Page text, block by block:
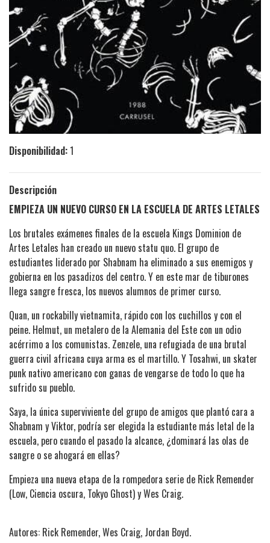
Disponibilidad:1
Descripción
EMPIEZA UN NUEVO CURSO EN LA ESCUELA DE ARTES LETALES
Los brutales exámenes finales de la escuela Kings Dominion de
Artes Letales han creado un nuevo statu quo. El grupo de
estudiantes liderado por Shabnam ha eliminado a sus enemigos y
gobierna en los pasadizos del centro. Y en este mar de tiburones
llega sangre fresca, los nuevos alumnos de primer curso.
Quan, un rockabilly vietnamita, rápido con los cuchillos y con el
peine. Helmut, un metalero de la Alemania del Este con un odio
acérrimo a los comunistas. Zenzele, una refugiada de una brutal
guerra civil africana cuya arma es el martillo. Y Tosahwi, un skater
punk nativo americano con ganas de vengarse de todo lo que ha
sufrido su pueblo.
Saya, la única superviviente del grupo de amigos que plantó cara a
Shabnam y Viktor, podría ser elegida la estudiante más letal de la
escuela, pero cuando el pasado la alcance, ¿dominará las olas de
sangre o se ahogará en ellas?
Empieza una nueva etapa de la rompedora serie de Rick Remender
(Low, Ciencia oscura, Tokyo Ghost) y Wes Craig.
Autores: Rick Remender, Wes Craig, Jordan Boyd.